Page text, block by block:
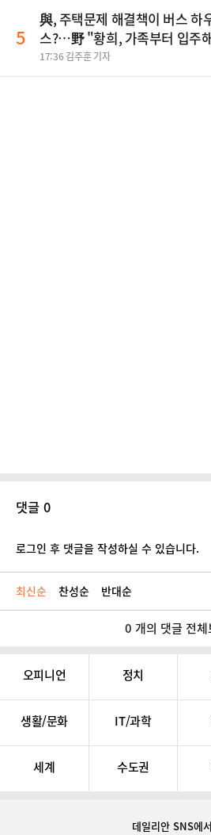
5
與, 주택문제 해결책이 버스 하
스?…野 "황희, 가족부터 입주
17:36 김주훈 기자
댓글 0
로그인 후 댓글을 작성하실 수 있습니다.
최신순 찬성순 반대순
0 개의 댓글 전체
오피니언 정치
생활/문화 IT/과학
세계 수도권
데일리안 SNS에